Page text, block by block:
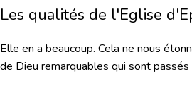
Les qualités de l'Eglise
Elle en a beaucoup. Cela ne nous
de Dieu remarquables qui sont passés